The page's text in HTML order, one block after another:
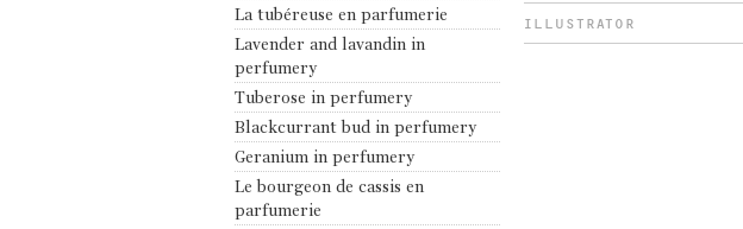
La tubéreuse en parfumerie
Lavender and lavandin in
perfumery
Tuberose in perfumery
Blackcurrant bud in perfumery
Geranium in perfumery
Le bourgeon de cassis en
parfumerie
ILLUSTRATOR